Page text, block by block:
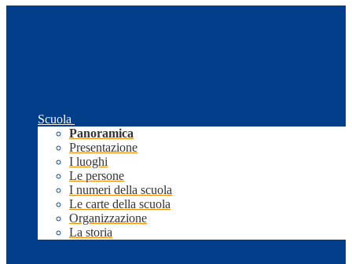
Scuola
Panoramica
Presentazione
I luoghi
Le persone
I numeri della scuola
Le carte della scuola
Organizzazione
La storia